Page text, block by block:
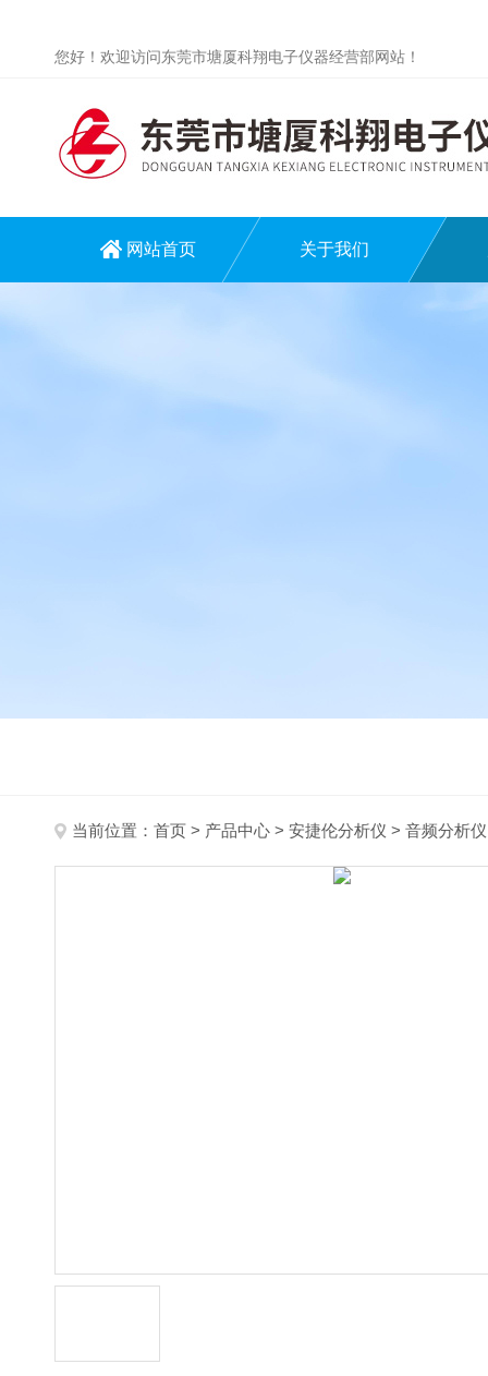
您好！欢迎访问东莞市塘厦科翔电子仪器经营部网站！
网站首页 关于我们
当前位置： 首页 > 产品中心 > 安捷伦分析仪 > 音频分析